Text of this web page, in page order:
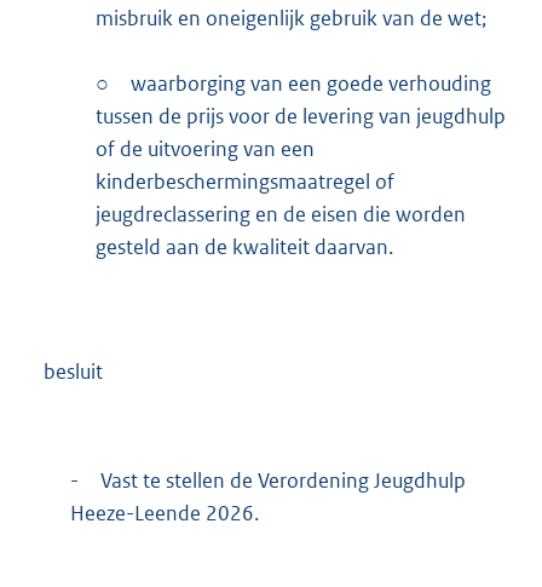
misbruik en oneigenlijk gebruik van de wet;
○
waarborging van een goede verhouding
tussen de prijs voor de levering van jeugdhulp
of de uitvoering van een
kinderbeschermingsmaatregel of
jeugdreclassering en de eisen die worden
gesteld aan de kwaliteit daarvan.
besluit
-
Vast te stellen de Verordening Jeugdhulp
Heeze-Leende 2026.